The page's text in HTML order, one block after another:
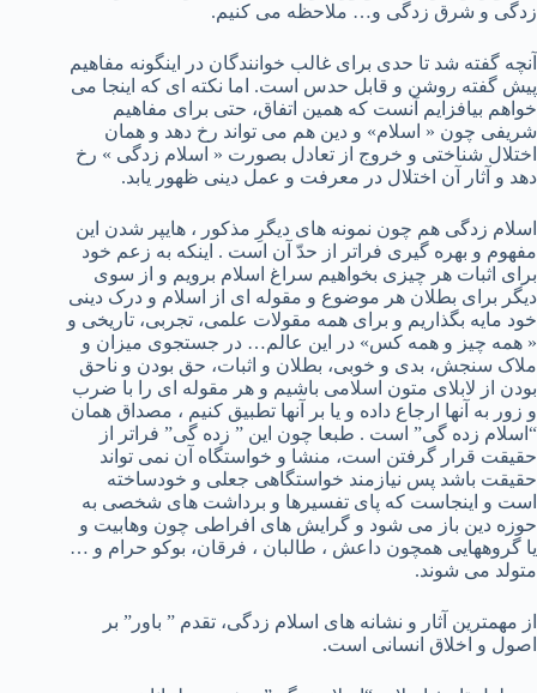
زدگی و شرق زدگی و… ملاحظه می کنیم.
آنچه گفته شد تا حدی برای غالب خوانندگان در اینگونه مفاهیم
پیش گفته روشن و قابل حدس است. اما نکته ای که اینجا می
خواهم بیافزایم آنست که همین اتفاق، حتی برای مفاهیم
شریفی چون « اسلام» و دین هم می تواند رخ دهد و همان
اختلال شناختی و خروج از تعادل بصورت « اسلام زدگی » رخ
دهد و آثار آن اختلال در معرفت و عمل دینی ظهور یابد.
اسلام زدگی هم چون نمونه های دیگرِ مذکور ، هایپر شدن این
مفهوم و بهره گیری فراتر از حدّ آن است . اینکه به زعم خود
برای اثبات هر چیزی بخواهیم سراغ اسلام برویم و از سوی
دیگر برای بطلان هر موضوع و مقوله ای از اسلام و درک دینی
خود مایه بگذاریم و برای همه مقولات علمی، تجربی، تاریخی و
« همه چیز و همه کس» در این عالم… در جستجوی میزان و
ملاک سنجش، بدی و خوبی، بطلان و اثبات، حق بودن و ناحق
بودن از لابلای متون اسلامی باشیم و هر مقوله ای را با ضرب
و زور به آنها ارجاع داده و یا بر آنها تطبیق کنیم ، مصداق همان
“اسلام زده گی” است . طبعا چون این ” زده گی” فراتر از
حقیقت قرار گرفتن است، منشا و خواستگاه آن نمی تواند
حقیقت باشد پس نیازمند خواستگاهی جعلی و خودساخته
است و اینجاست که پای تفسیرها و برداشت های شخصی به
حوزه دین باز می شود و گرایش های افراطی چون وهابیت و
یا گروههایی همچون داعش ، طالبان ، فرقان، بوکو حرام و …
متولد می شوند.
از مهمترین آثار و نشانه های اسلام زدگی، تقدم ” باور” بر
اصول و اخلاق انسانی است.